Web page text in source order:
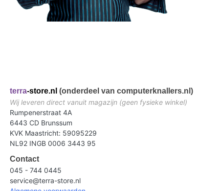
terra-store.nl (onderdeel van computerknallers.nl)
Wij leveren direct vanuit magazijn (geen fysieke winkel)
Rumpenerstraat 4A
6443 CD Brunssum
KVK Maastricht: 59095229
NL92 INGB 0006 3443 95
Contact
045 - 744 0445
service@terra-store.nl